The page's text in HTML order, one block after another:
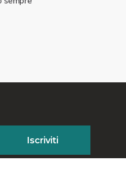
Iscriviti